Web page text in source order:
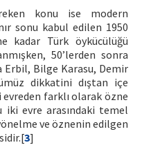
konu ise modern
sonu kabul edilen 1950
kadar Türk öykücülüğü
50’lerden sonra
Erbil, Bilge Karasu, Demir
dikkatini dıştan içe
farklı olarak özne
evre arasındaki temel
ve öznenin edilgen
3]